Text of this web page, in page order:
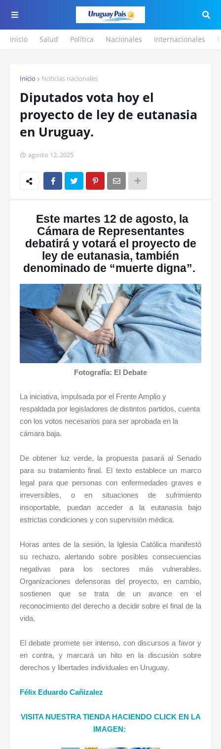
Inicio Salud Política Nacionales Internacionales
Inicio Noticias nacionales
Diputados vota hoy el
proyecto de ley de eutanasia
en Uruguay.
agosto 12, 2025
Este martes 12 de agosto, la
Cámara de Representantes
debatirá y votará el proyecto de
ley de eutanasia, también
denominado de “muerte digna”.
Fotografía: El Debate
La iniciativa, impulsada por el Frente Amplio y
respaldada por legisladores de distintos partidos, cuenta
con los votos necesarios para ser aprobada en la
cámara baja.
De obtener luz verde, la propuesta pasará al Senado
para su tratamiento final. El texto establece un marco
legal para que personas con enfermedades graves e
irreversibles, o en situaciones de sufrimiento
insoportable, puedan acceder a la eutanasia bajo
estrictas condiciones y con supervisión médica.
Horas antes de la sesión, la Iglesia Católica manifestó
su rechazo, alertando sobre posibles consecuencias
negativas para los sectores más vulnerables.
Organizaciones defensoras del proyecto, en cambio,
sostienen que se trata de un avance en el
reconocimiento del derecho a decidir sobre el final de la
vida.
El debate promete ser intenso, con discursos a favor y
en contra, y marcará un hito en la discusión sobre
derechos y libertades individuales en Uruguay.
Félix Eduardo Cañizalez
VISITA NUESTRA TIENDA HACIENDO CLICK EN LA
IMAGEN: